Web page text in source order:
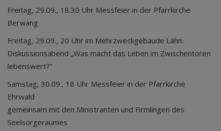
Freitag, 29.09., 18.30 Uhr Messfeier in der Pfarrkirche
Berwang
Freitag, 29.09., 20 Uhr im Mehrzweckgebäude Lähn:
Diskussionsabend „Was macht das Leben im Zwischentoren
lebenswert?“
Samstag, 30.09., 18 Uhr Messfeier in der Pfarrkirche
Ehrwald
gemeinsam mit den Ministranten und Firmlingen des
Seelsorgeraumes